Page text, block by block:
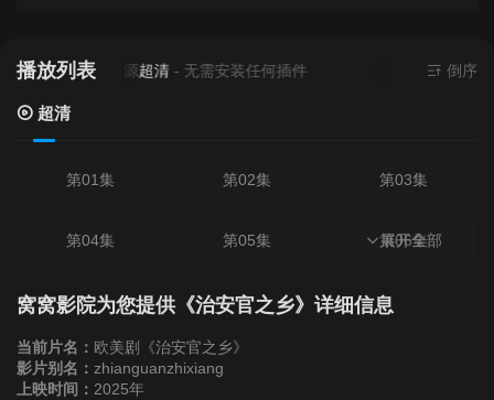
播放列表
当前资源来源 超清- 无需安装任何插件 倒序
超清
第01集 第02集 第03集
第04集 第05集 第06集
第07集 第08集 第09集
第10集
展开全部
窝窝影院为您提供《治安官之乡》详细信息
当前片名： 欧美剧《治安官之乡》
影片别名： zhianguanzhixiang
上映时间： 2025年